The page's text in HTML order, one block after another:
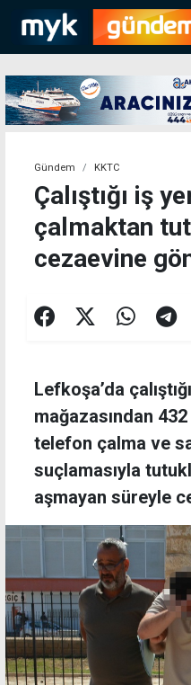
Gündem KKTC
Çalıştığı iş
çalmaktan
cezaevine
Lefkoşa’da
mağazasından
telefon çalma ve
suçlamasıyla
aşmayan süreyle